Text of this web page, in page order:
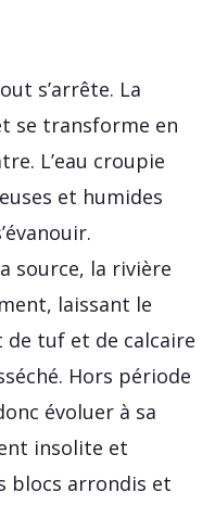
s’arrête. La
se transforme en
L’eau croupie
et humides
source, la rivière
laissant le
de tuf et de calcaire
Hors période
évoluer à sa
insolite et
blocs arrondis et